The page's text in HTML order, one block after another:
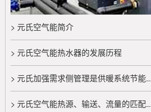
> 元氏空气能简介
> 元氏空气能热水器的发展历程
> 元氏加强需求侧管理是供暖系统节能...
> 元氏空气能热源、输送、流量的匹配...
多的特色，它是空气能热泵......
空气能热泵在现实生活当中已经
会选择的一种取暖方式，然而很多
解的就是空气能热泵的实际情......
> 元氏空气能热泵为什么如此受欢